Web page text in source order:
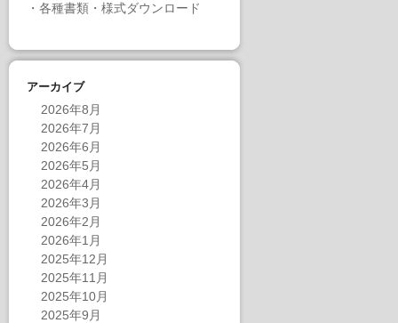
・ 各種書類・様式ダウンロード
アーカイブ
2026年8月
2026年7月
2026年6月
2026年5月
2026年4月
2026年3月
2026年2月
2026年1月
2025年12月
2025年11月
2025年10月
2025年9月